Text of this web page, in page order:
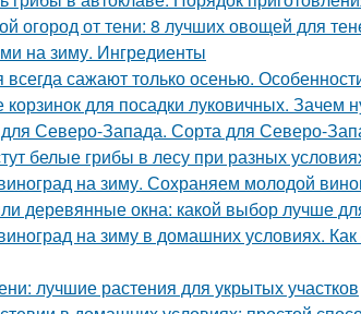
огород от тени: 8 лучших овощей для
на зиму. Ингредиенты
всегда сажают только осенью.
корзинок для посадки луковичных. Зачем
Северо-Запада. Сорта для Северо-
белые грибы в лесу при разных
на зиму. Сохраняем молодой
деревянные окна: какой выбор лучше
на зиму в домашних условиях.
лучшие растения для укрытых участков